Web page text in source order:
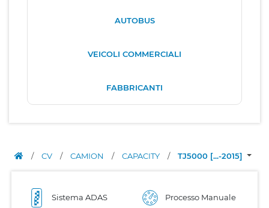
AUTOBUS
VEICOLI COMMERCIALI
FABBRICANTI
/ CV / CAMION / CAPACITY / TJ5000 [...-2015]
Sistema ADAS Processo Manuale